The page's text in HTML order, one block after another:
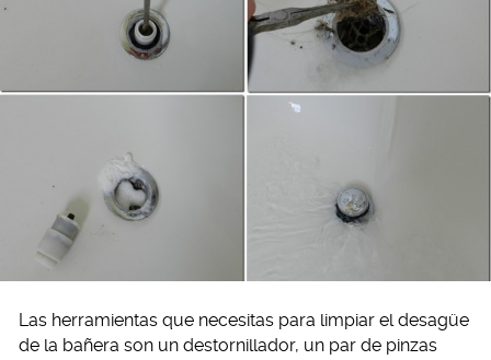
Las herramientas que necesitas para limpiar el desagüe
de la bañera son un destornillador, un par de pinzas